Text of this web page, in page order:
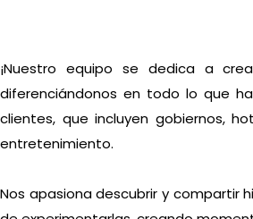
¡Nuestro equipo se dedica a
diferenciándonos en todo lo que
clientes, que incluyen gobiernos,
entretenimiento.
Nos apasiona descubrir y compartir